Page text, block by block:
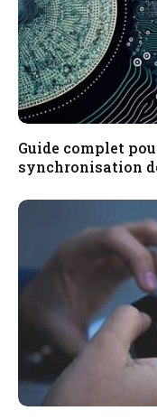
Guide complet
synchronisation